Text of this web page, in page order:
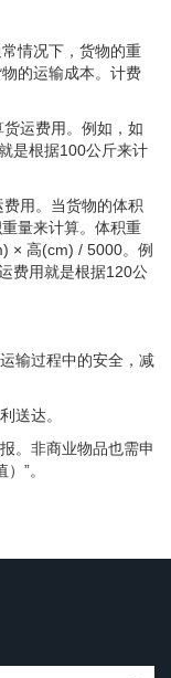
情况下，货物的重
的运输成本。计费
运费用。例如，如
是根据100公斤来计
用。当货物的体积
量来计算。体积重
× 高(cm) / 5000。例
费用就是根据120公
输过程中的安全，减
送达。
。非商业物品也需申
”。